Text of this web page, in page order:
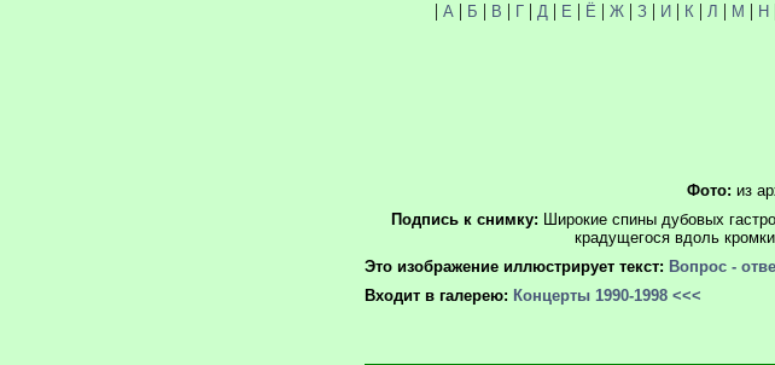
| А | Б | В | Г| Д | Е | Ё | Ж| З| И| К | Л | М | Н|
Фото: из
Подпись к снимку: Широкие спины дубовых
крадущегося вдоль
Это изображение иллюстрирует текст: Вопрос -
Входит в галерею: Концерты 1990-1998 <<<